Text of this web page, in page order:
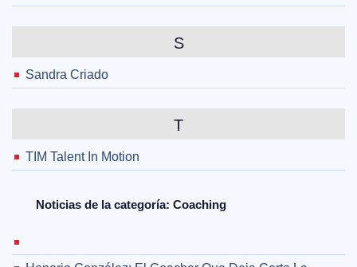
S
Sandra Criado
T
TIM Talent In Motion
Noticias de la categoría: Coaching